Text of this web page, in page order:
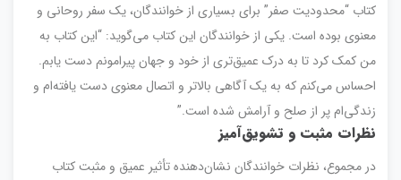
کتاب “محدودیت صفر” برای بسیاری از خوانندگان، یک سفر روحانی و
معنوی بوده است. یکی از خوانندگان این کتاب می‌گوید: “این کتاب به
من کمک کرد تا به درک عمیق‌تری از خود و جهان پیرامونم دست یابم.
احساس می‌کنم که به یک آگاهی بالاتر و اتصال معنوی دست یافته‌ام و
زندگی‌ام پر از صلح و آرامش شده است.”
نظرات مثبت و تشویق‌آمیز
در مجموع، نظرات خوانندگان نشان‌دهنده تأثیر عمیق و مثبت کتاب